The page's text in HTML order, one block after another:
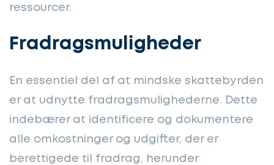
ressourcer.
Fradragsmuligheder
En essentiel del af at mindske skattebyrden
er at udnytte fradragsmulighederne. Dette
indebærer at identificere og dokumentere
alle omkostninger og udgifter, der er
berettigede til fradrag, herunder